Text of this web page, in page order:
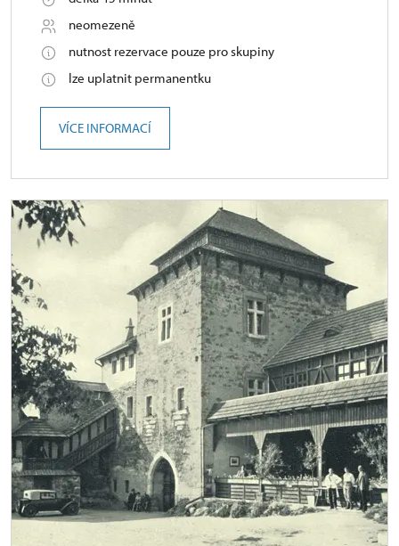
neomezeně
nutnost rezervace pouze pro skupiny
lze uplatnit permanentku
VÍCE INFORMACÍ